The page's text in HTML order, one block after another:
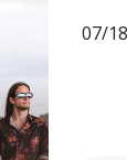
07/